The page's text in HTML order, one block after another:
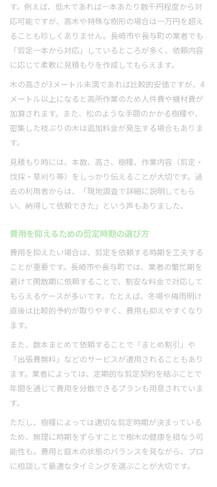
す。例えば、低木であれば一本あたり数千円程度から対
応可能ですが、高木や特殊な樹形の場合は一万円を超え
ることも珍しくありません。長崎市や長与町の業者でも
「剪定一本から対応」しているところが多く、依頼内容
に応じて柔軟に見積もりを作成してもらえます。
木の高さが3メートル未満であれば比較的安価ですが、4
メートル以上になると高所作業のため人件費や機材費が
加算されます。また、松のような手間のかかる樹種や、
密集した枝ぶりの木は追加料金が発生する場合もありま
す。
見積もり時には、本数、高さ、樹種、作業内容（剪定・
伐採・草刈り等）をしっかり伝えることが大切です。過
去の利用者からは、「現地調査で詳細に説明してもら
い、納得して依頼できた」という声もありました。
費用を抑えるための剪定時期の選び方
費用を抑えたい場合は、剪定を依頼する時期を工夫する
ことが重要です。長崎市や長与町では、業者の繁忙期を
避けて閑散期に依頼することで、割安な料金で対応して
もらえるケースが多いです。たとえば、冬場や梅雨明け
直後は比較的予約が取りやすく、費用も抑えやすくなり
ます。
また、数本まとめて依頼することで「まとめ割引」や
「出張費無料」などのサービスが適用されることもあり
ます。業者によっては、定期的な剪定契約を結ぶことで
年間を通じて費用を分散できるプランも用意されていま
す。
ただし、樹種によっては適切な剪定時期が決まっている
ため、無理に時期をずらすことで樹木の健康を損なう可
能性も。費用と庭木の状態のバランスを見ながら、プロ
に相談して最適なタイミングを選ぶことが大切です。